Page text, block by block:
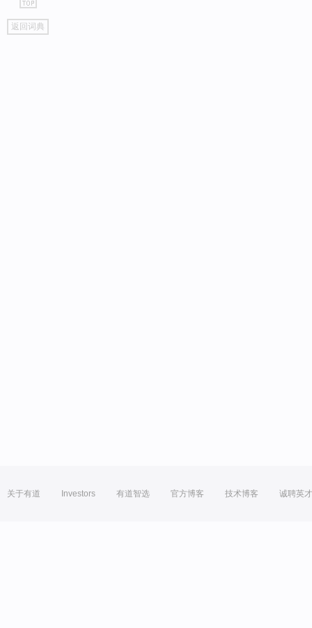
go
top
返回词典
关于有道 Investors 有道智选 官方博客 技术博客 诚聘英才